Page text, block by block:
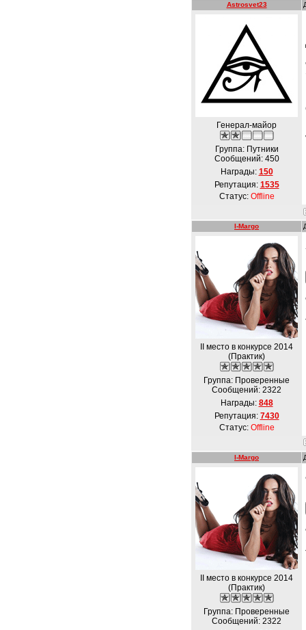
Astrosvet23
Генерал-майор
Группа: Путники
Сообщений: 450
Награды: 150
Репутация: 1535
Статус: Offline
I-Margo
II место в конкурсе 2014
(Практик)
Группа: Проверенные
Сообщений: 2322
Награды: 848
Репутация: 7430
Статус: Offline
I-Margo
II место в конкурсе 2014
(Практик)
Группа: Проверенные
Сообщений: 2322